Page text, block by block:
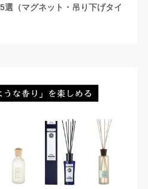
選（マグネット・吊り下げタイ